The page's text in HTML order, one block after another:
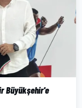
Büyükşehir'e